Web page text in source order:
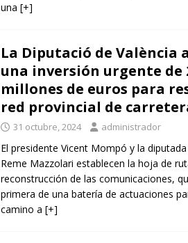
una [+]
La Diputació de València
una inversión urgente de
millones de euros para
red provincial de
31 octubre, 2024 administrador
El presidente Vicent Mompó y la
Reme Mazzolari establecen la hoja de
reconstrucción de las comunicaciones,
primera de una batería de actuaciones
camino a [+]